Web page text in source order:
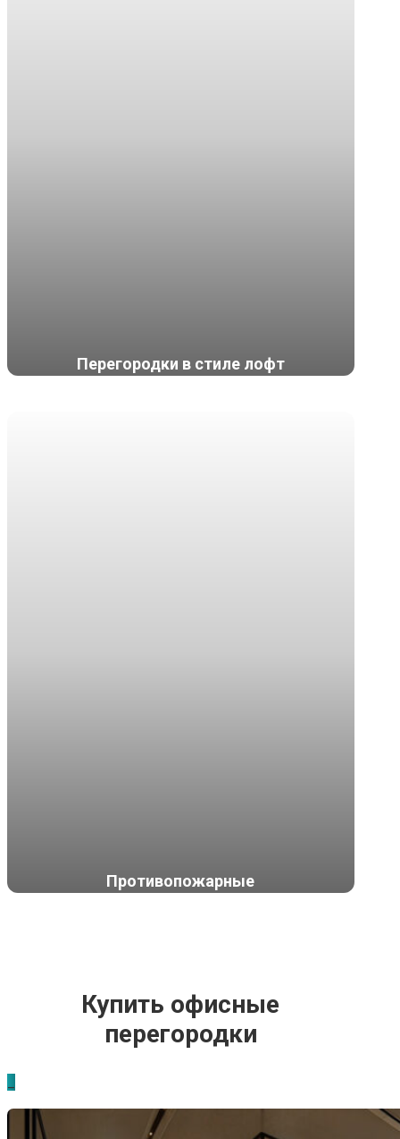
Перегородки в стиле лофт
Противопожарные
Купить офисные
перегородки